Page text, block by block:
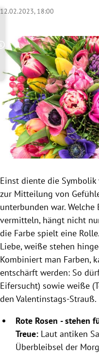
Untermenü
Untermenü
Untermenü
Untermenü
Untermenü
Untermenü
Untermenü
Untermenü
12.02.2023, 18:00
Copyright-Hinweis öffnen/
Einst diente die
zur Mitteilung von
unterbunden war.
vermitteln, hängt nicht
die Farbe spielt eine
Liebe, weiße stehen
Kombiniert man Farben,
entschärft werden: So
Eifersucht) sowie weiße
den Valentinstags-Strauß.
Rote Rosen - stehen
Treue: Laut antiken
Überbleibsel der